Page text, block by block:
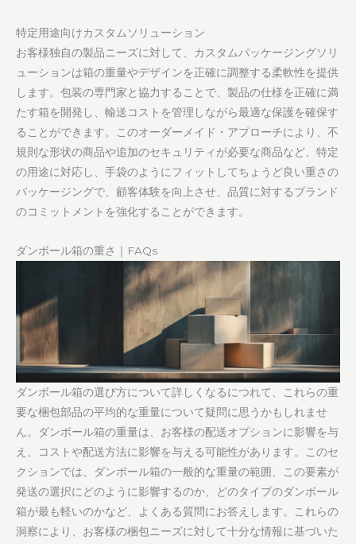
特定用途向けカスタムソリューション
お客様独自の製品ニーズに対して、カスタムパッケージングソリ
ューションは箱の重量やデザインを正確に調整する柔軟性を提供
します。包装の専門家と協力することで、製品の仕様を正確に満
たす箱を開発し、輸送コストを管理しながら最適な保護を確保す
ることができます。このオーダーメイド・アプローチにより、不
規則な形状の商品や追加のセキュリティが必要な商品など、特定
の用途に対応し、手袋のようにフィットしてちょうど良い重さの
パッケージングで、顧客体験を向上させ、品質に対するブランド
のコミットメントを強化することができます。
ダンボール箱の重さ｜FAQs
ダンボール箱の選び方について詳しくなるにつれて、これらの重
要な梱包部品の平均的な重量について疑問に思うかもしれませ
ん。ダンボール箱の重量は、お客様の配送オプションに影響を与
え、コストや配送方法に影響を与える可能性があります。このセ
クションでは、ダンボール箱の一般的な重量の範囲、この要素が
発送の選択にどのように影響するのか、どのタイプのダンボール
箱が最も軽いのかなど、よくある質問にお答えします。これらの
洞察により、お客様の梱包ニーズに対して十分な情報に基づいた